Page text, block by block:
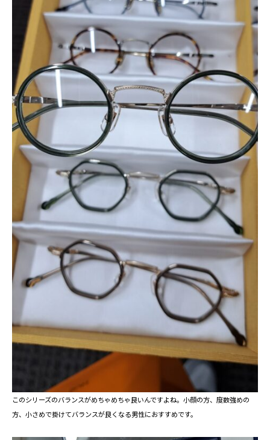
このシリーズのバランスがめちゃめちゃ良いんですよね。小顔の方、度数強めの
方、小さめで掛けてバランスが良くなる男性におすすめです。